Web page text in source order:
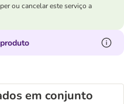
ou cancelar este serviço a
em conjunto